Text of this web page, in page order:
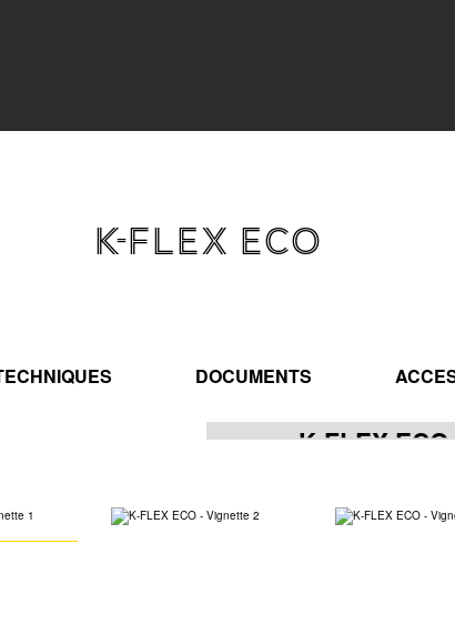
K-FLEX ECO
DOCUMENTS
K-FLEX ECO
Matériau isolant